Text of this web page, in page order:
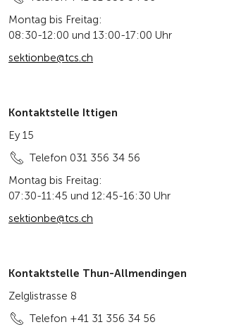
Montag bis Freitag:
08:30-12:00 und 13:00-17:00 Uhr
sektionbe@tcs.ch
Kontaktstelle Ittigen
Ey 15
Telefon 031 356 34 56
Montag bis Freitag:
07:30-11:45 und 12:45-16:30 Uhr
sektionbe@tcs.ch
Kontaktstelle Thun-Allmendingen
Zelglistrasse 8
Telefon +41 31 356 34 56